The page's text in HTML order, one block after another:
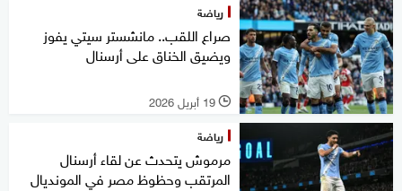
رياضة
صراع اللقب.. مانشستر سيتي يفوز
ويضيق الخناق على أرسنال
l 19 أبريل 2026
رياضة
مرموش يتحدث عن لقاء أرسنال
المرتقب وحظوظ مصر في المونديال